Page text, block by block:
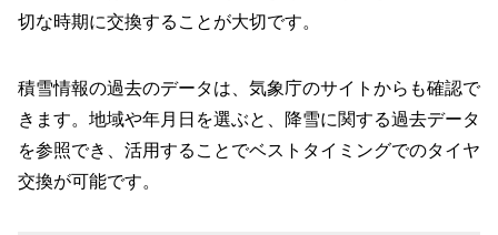
切な時期に交換することが大切です。
積雪情報の過去のデータは、気象庁のサイトからも確認で
きます。地域や年月日を選ぶと、降雪に関する過去データ
を参照でき、活用することでベストタイミングでのタイヤ
交換が可能です。